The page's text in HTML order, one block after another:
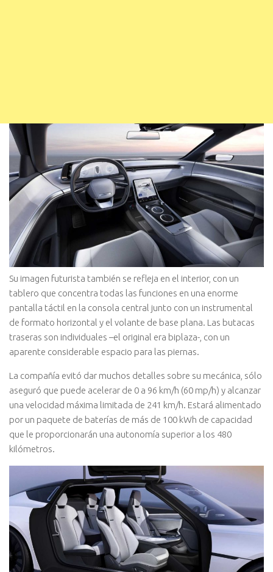
Su imagen futurista también se refleja en el interior, con un
tablero que concentra todas las funciones en una enorme
pantalla táctil en la consola central junto con un instrumental
de formato horizontal y el volante de base plana. Las butacas
traseras son individuales –el original era biplaza-, con un
aparente considerable espacio para las piernas.
La compañía evitó dar muchos detalles sobre su mecánica, sólo
aseguró que puede acelerar de 0 a 96 km/h (60 mp/h) y alcanzar
una velocidad máxima limitada de 241 km/h. Estará alimentado
por un paquete de baterías de más de 100 kWh de capacidad
que le proporcionarán una autonomía superior a los 480
kilómetros.